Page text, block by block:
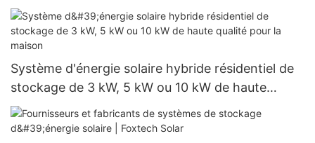
avec onduleur hybride 3 kW et 5 kW
Système d'énergie solaire hybride résidentiel de
stockage de 3 kW, 5 kW ou 10 kW de haute
qualité pour la maison